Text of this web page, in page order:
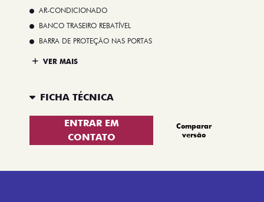
AR-CONDICIONADO
BANCO TRASEIRO REBATÍVEL
BARRA DE PROTEÇÃO NAS PORTAS
VER MAIS
FICHA TÉCNICA
ENTRAR EM
CONTATO
Comparar
versão